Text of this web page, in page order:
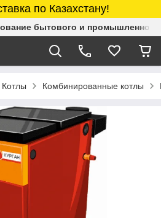
по Казахстану!
бытового и промышленного
Котлы Комбинированные котлы